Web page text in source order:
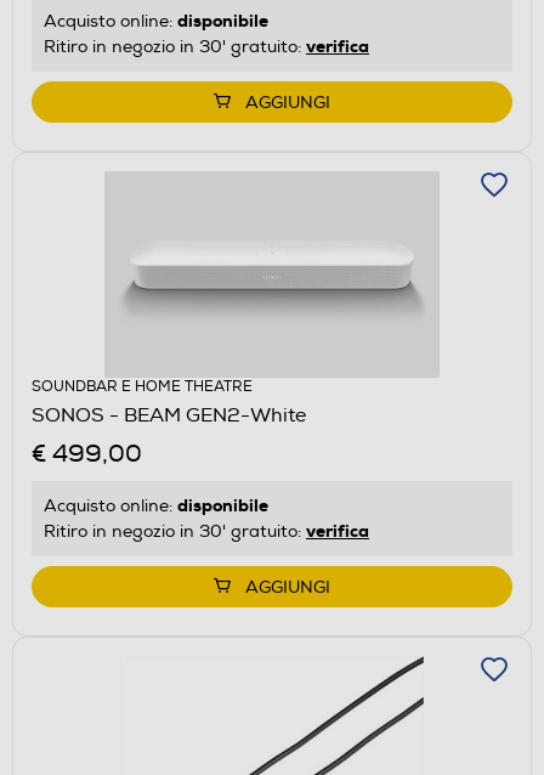
Acquisto online: disponibile
Ritiro in negozio in 30' gratuito: verifica
AGGIUNGI
SOUNDBAR E HOME THEATRE
SONOS - BEAM GEN2-White
€ 499,00
Acquisto online: disponibile
Ritiro in negozio in 30' gratuito: verifica
AGGIUNGI